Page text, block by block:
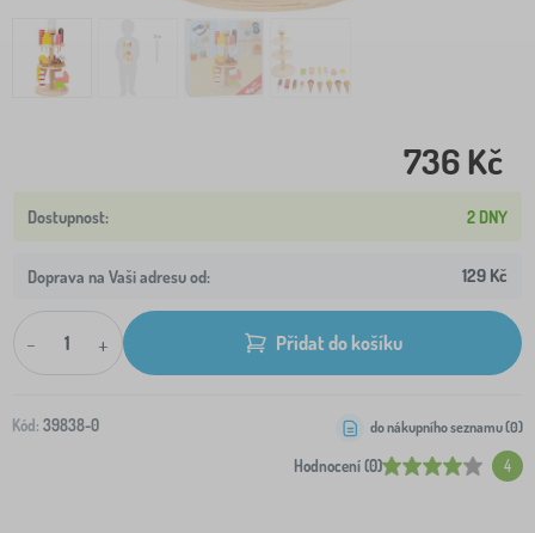
736 Kč
2 DNY
Doprava na Vaši adresu od: 129 Kč
- + Přidat do košíku
Kód: 39838-0
Hodnocení (0) 4
do nákupního seznamu (0)